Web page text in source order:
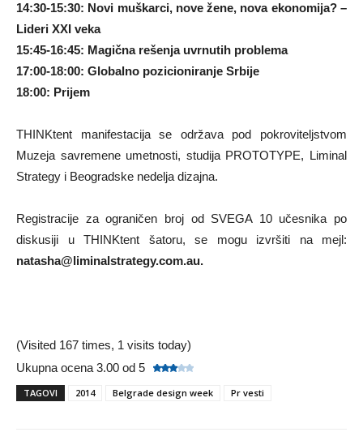
14:30-15:30: Novi muškarci, nove žene, nova ekonomija? –
Lideri XXI veka
15:45-16:45: Magična rešenja uvrnutih problema
17:00-18:00: Globalno pozicioniranje Srbije
18:00: Prijem
THINKtent manifestacija se održava pod pokroviteljstvom
Muzeja savremene umetnosti, studija PROTOTYPE, Liminal
Strategy i Beogradske nedelja dizajna.
Registracije za ograničen broj od SVEGA 10 učesnika po
diskusiji u THINKtent šatoru, se mogu izvršiti na mejl:
natasha@liminalstrategy.com.au.
(Visited 167 times, 1 visits today)
Ukupna ocena 3.00 od 5
TAGOVI 2014 Belgrade design week Pr vesti